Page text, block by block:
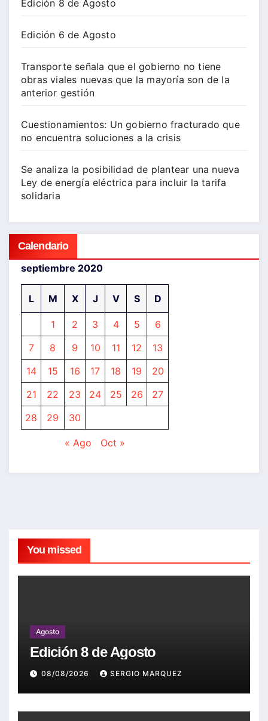
Edición 8 de Agosto
Edición 6 de Agosto
Transporte señala que el gobierno no tiene
obras viales nuevas que la mayoría son de la
anterior gestión
Cuestionamientos: Un gobierno fracturado que
no encuentra soluciones a la crisis
Se analiza la posibilidad de plantear una nueva
Ley de energía eléctrica para incluir la tarifa
solidaria
Calendario
septiembre 2020
L M X J V S D
1 2 3 4 5
6
7
8 9 10 11 12
13
14
15 16 17 18 19
20
21
22 23 24 25 26
27
28
29 30
« Ago Oct »
You missed
Agosto
Edición 8 de Agosto
08/08/2026 SERGIO MARQUEZ